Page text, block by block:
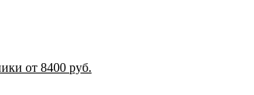
от 8400 руб.